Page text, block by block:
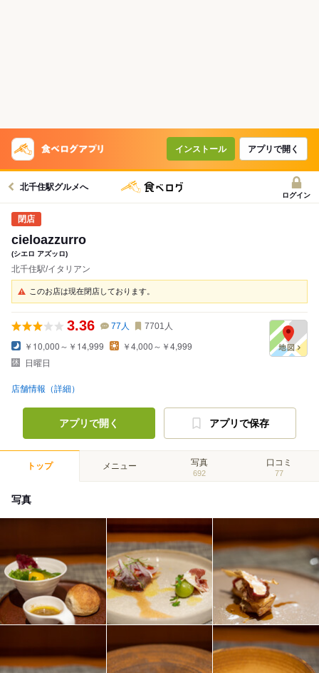
インストール アプリで開く
北千住駅グルメへ
ログイン
cieloazzurro
(シエロ アズッロ)
北千住駅/イタリアン
このお店は現在閉店しております。
3.36 77 人 7701 人
￥10,000～￥14,999
￥4,000～￥4,999
日曜日
店舗情報（詳細）
アプリで開く アプリで保存
トップ メニュー 写真
692
口コミ
77
写真